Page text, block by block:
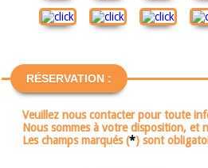
RÉSERVATION :
Veuillez nous contacter pour toute
Nous sommes à votre disposition, et
Les champs marqués (*) sont